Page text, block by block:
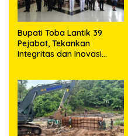
Bupati Toba Lantik 39
Pejabat, Tekankan
Integritas dan Inovasi